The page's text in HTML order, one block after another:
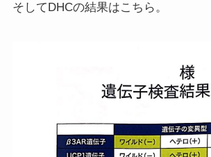
そしてDHCの結果はこちら。